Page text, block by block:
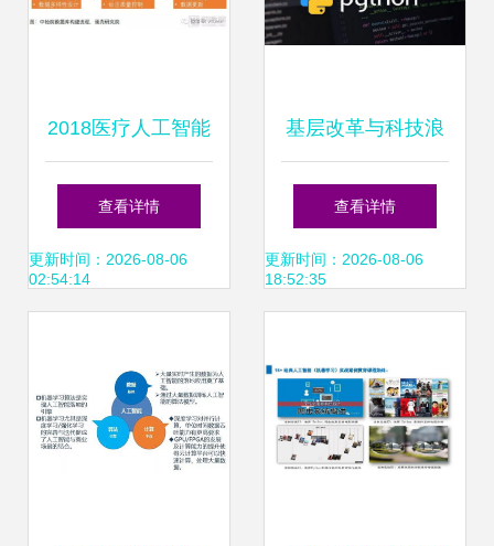
2018医疗人工智能
报告 60家国内企业
产品落地现状揭示
熟落地
查看详情
更新时间：2026-08-06
02:54:14
基层改革与科技浪
潮下的县域就业新
图景
查看详情
更新时间：2026-08-06
18:52:35